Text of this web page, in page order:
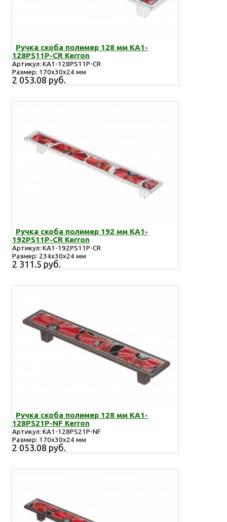
Ручка скоба полимер 128 мм KA1-
128PS11P-CR Kerron
Артикул: KA1-128PS11P-CR
Размер: 170х30х24 мм
2 053.08 руб.
Ручка скоба полимер 192 мм KA1-
192PS11P-CR Kerron
Артикул: KA1-192PS11P-CR
Размер: 234х30х24 мм
2 311.5 руб.
Ручка скоба полимер 128 мм KA1-
128PS21P-NF Kerron
Артикул: KA1-128PS21P-NF
Размер: 170х30х24 мм
2 053.08 руб.